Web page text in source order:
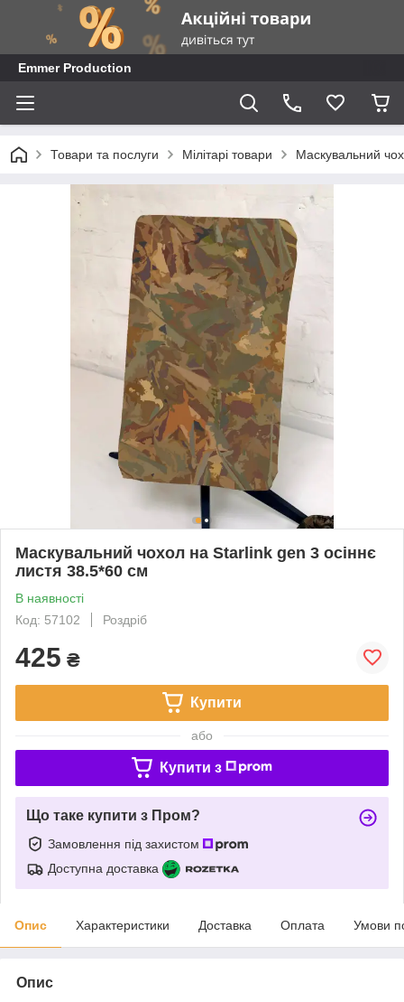
Emmer Production
Товари та послуги Мілітарі товари Маскувальний
Маскувальний чохол на Starlink gen 3 осіннє
листя 38.5*60 см
В наявності
Код: 57102
Роздріб
425 ₴
Купити
або
Купити з
Що таке купити з Пром?
Замовлення під захистом
Доступна доставка
Опис Характеристики Доставка Оплата Умови
Опис